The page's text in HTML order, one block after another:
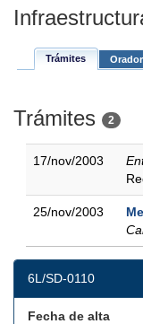
Trámites
Trámites 2
17/nov/2003
25/nov/2003
6L/SD-0110
Fecha de alta